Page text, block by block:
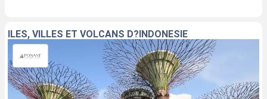
ÎLES, VILLES ET VOLCANS D?INDONÉSIE